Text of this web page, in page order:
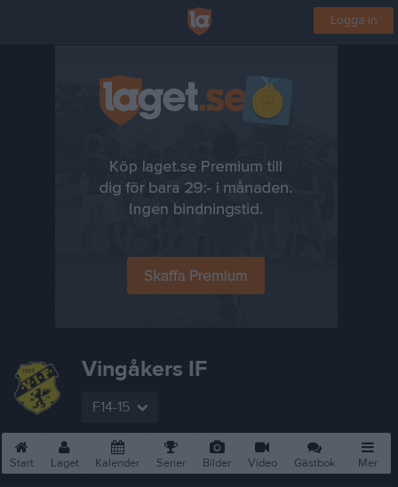
Logga in
Vingåkers IF
F14-15
Start Laget Kalender Serier Bilder Video Gästbok Mer